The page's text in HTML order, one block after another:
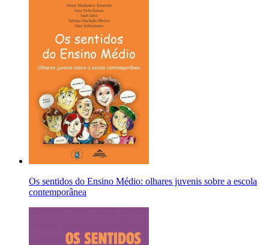
Os sentidos do Ensino Médio: olhares juvenis sobre a escola
contemporânea